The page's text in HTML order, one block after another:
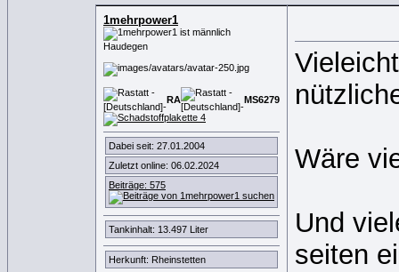
1mehrpower1
Haudegen
RA MS6279
Dabei seit: 27.01.2004
Zuletzt online: 06.02.2024
Beiträge: 575
Tankinhalt: 13.497 Liter
Herkunft: Rheinstetten
Wäre
Und
seiten